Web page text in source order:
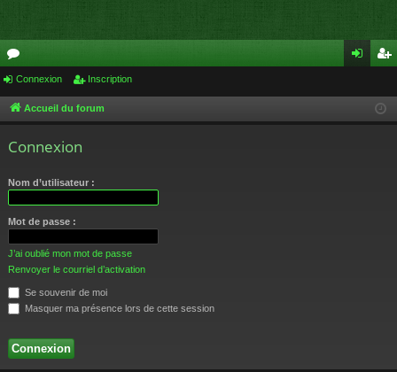
or
u cri
Connexion Inscription
Accueil du forum
Connexion
Nom d’utilisateur :
Mot de passe :
J’ai oublié mon mot de passe
Renvoyer le courriel d’activation
Se souvenir de moi
Masquer ma présence lors de cette session